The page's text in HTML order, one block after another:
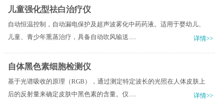
儿童强化型祛白治疗仪
自动恒温控制，自动漏电保护及超声波雾化中药药液。适用于婴幼儿、
儿童、青少年熏蒸治疗，具备自动吹风输送.....
详情>>
自体黑色素细胞检测仪
基于光谱吸收的原理（RGB），通过测定特定波长的光照在人体皮肤上
后的反射量来确定皮肤中黑色素的含量。仪.....
详情>>